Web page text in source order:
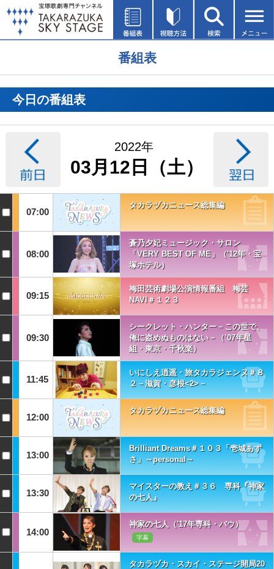
番組表
今日の番組表
2022年
03月12日（土）
07:00
タカラヅカニュース総集編
08:00
蒼乃夕妃ミュージック・サロン
「VERY BEST OF ME」（'12年・宝
塚ホテル）
09:15
梅田芸術劇場公演情報番組 梅芸
NAVI＃１２３
09:30
シークレット・ハンター－この世で、
俺に盗めぬものはない－（’07年星
組・東京・千秋楽）
11:45
いにしえ逍遥・旅タカラジェンヌ＃８
２－滋賀・彦根<2>－
12:00
タカラヅカニュース総集編
13:00
Brilliant Dreams＃１０３「壱城あず
さ」～personal～
13:30
マイスターの教え＃３６ 専科『神家
の七人』
14:00
神家の七人（'17年専科・バウ）
字幕
タカラヅカ・スカイ・ステージ開局20